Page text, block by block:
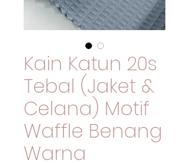
Kain Katun 20s
Tebal (Jaket &
Celana) Motif
Waffle Benang
Warna